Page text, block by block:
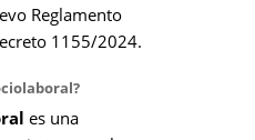
Reglamento
1155/2024.
es una